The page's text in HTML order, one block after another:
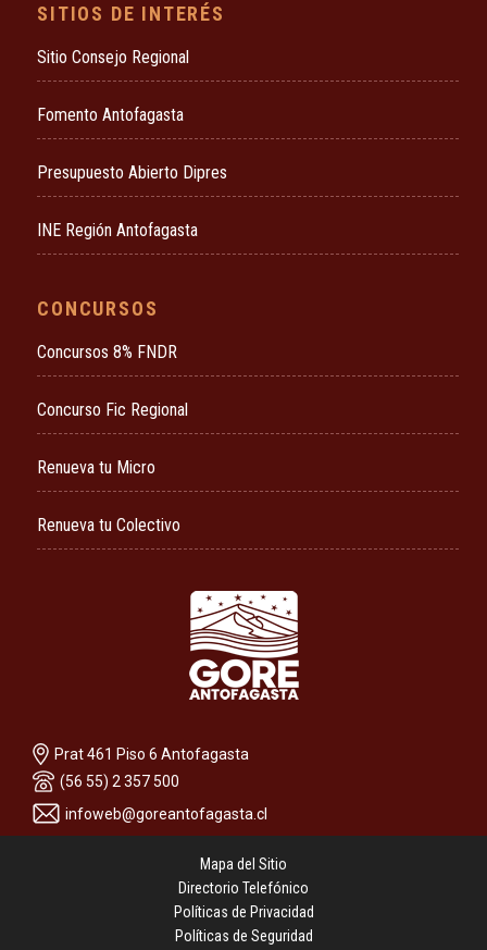
SITIOS DE INTERÉS
Sitio Consejo Regional
Fomento Antofagasta
Presupuesto Abierto Dipres
INE Región Antofagasta
CONCURSOS
Concursos 8% FNDR
Concurso Fic Regional
Renueva tu Micro
Renueva tu Colectivo
Prat 461 Piso 6 Antofagasta
(56 55) 2 357 500
infoweb@goreantofagasta.cl
Mapa del Sitio
Directorio Telefónico
Políticas de Privacidad
Políticas de Seguridad